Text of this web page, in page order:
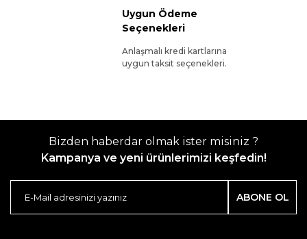
Uygun Ödeme
Seçenekleri
Anlaşmalı kredi kartlarına
uygun taksit seçenekleri.
Bizden haberdar olmak ister misiniz ?
Kampanya ve yeni ürünlerimizi keşfedin!
ABONE OL